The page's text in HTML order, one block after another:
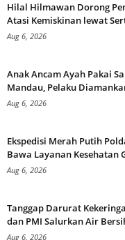
Hilal Hilmawan Dorong
Atasi Kemiskinan lewat
Aug 6, 2026
Anak Ancam Ayah Pakai
Mandau, Pelaku
Aug 6, 2026
Ekspedisi Merah Putih
Bawa Layanan Kesehatan
Aug 6, 2026
Tanggap Darurat
dan PMI Salurkan Air
Aug 6, 2026